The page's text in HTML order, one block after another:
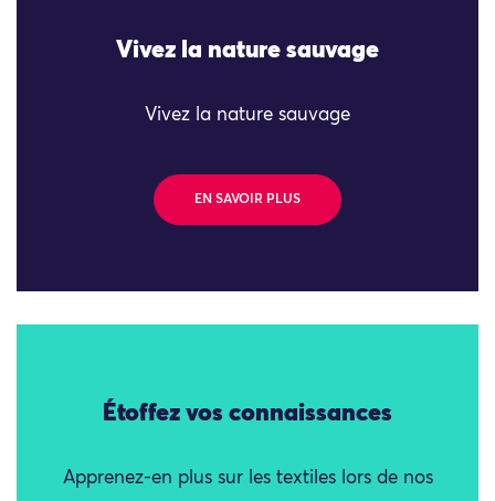
Vivez la nature sauvage
Vivez la nature sauvage
EN SAVOIR PLUS
Étoffez vos connaissances
Apprenez-en plus sur les textiles lors de nos